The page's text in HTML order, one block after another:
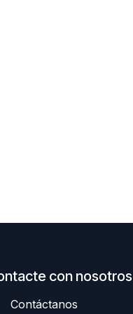
con nosotros
Contáctanos